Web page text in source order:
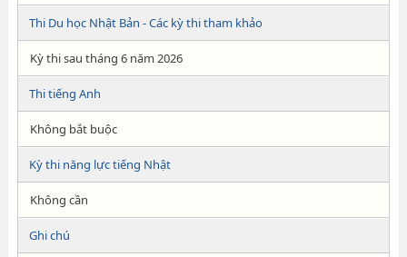
Thi Du học Nhật Bản - Các kỳ thi tham khảo
Kỳ thi sau tháng 6 năm 2026
Thi tiếng Anh
Không bắt buộc
Kỳ thi năng lực tiếng Nhật
Không cần
Ghi chú